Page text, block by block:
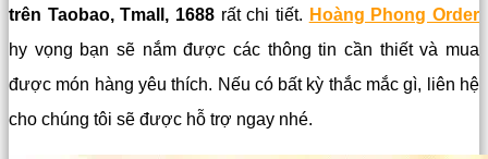
trên Taobao, Tmall, 1688 rất chi tiết. Hoàng Phong Order
hy vọng bạn sẽ nắm được các thông tin cần thiết và mua
được món hàng yêu thích. Nếu có bất kỳ thắc mắc gì, liên hệ
cho chúng tôi sẽ được hỗ trợ ngay nhé.